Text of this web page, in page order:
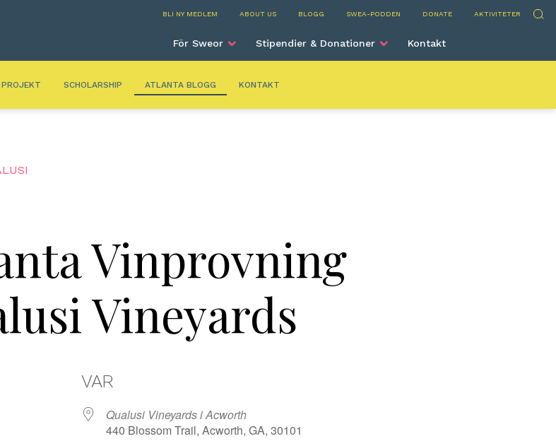
BLI NY MEDLEM ABOUT US BLOGG SWEA-PODDEN DONATE AKTIVITETER Sök
Atlanta
För Sweor Stipendier & Donationer Kontakt
SCHOLARSHIP ATLANTA BLOGG KONTAKT
Vinprovning
Vineyards
VAR
Qualusi Vineyards i Acworth
440 Blossom Trail, Acworth, GA, 30101